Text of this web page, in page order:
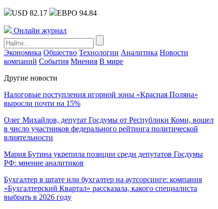
USD 82.17 ЕВРО 94.84
Онлайн журнал
Экономика Общество Технологии Аналитика Новости
компаний События Мнения В мире
Другие новости
Налоговые поступления игорной зоны «Красная Поляна»
выросли почти на 15%
Олег Михайлов, депутат Госдумы от Республики Коми, вошел
в число участников федерального рейтинга политической
влиятельности
Мария Бутина укрепила позиции среди депутатов Госдумы
РФ: мнение аналитиков
Бухгалтер в штате или бухгалтер на аутсорсинге: компания
«Бухгалтерский Квартал» рассказала, какого специалиста
выбрать в 2026 году